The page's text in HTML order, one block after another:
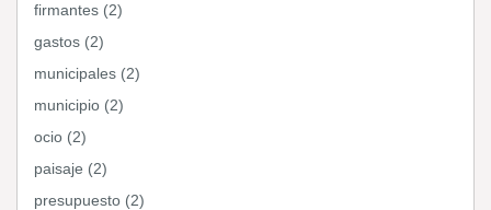
firmantes (2)
gastos (2)
municipales (2)
municipio (2)
ocio (2)
paisaje (2)
presupuesto (2)